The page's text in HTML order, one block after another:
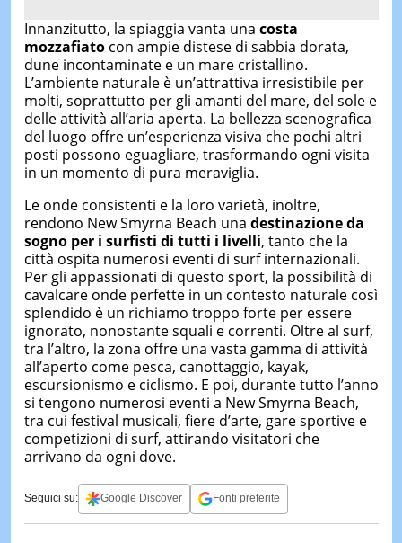
Innanzitutto, la spiaggia vanta una costa
mozzafiatocon ampie distese di sabbia dorata,
dune incontaminate e un mare cristallino.
L’ambiente naturale è un’attrattiva irresistibile per
molti, soprattutto per gli amanti del mare, del sole e
delle attività all’aria aperta. La bellezza scenografica
del luogo offre un’esperienza visiva che pochi altri
posti possono eguagliare, trasformando ogni visita
in un momento di pura meraviglia.
Le onde consistenti e la loro varietà, inoltre,
rendono New Smyrna Beach una destinazione da
sogno per i surfisti di tutti i livelli, tanto che la
città ospita numerosi eventi di surf internazionali.
Per gli appassionati di questo sport, la possibilità di
cavalcare onde perfette in un contesto naturale così
splendido è un richiamo troppo forte per essere
ignorato, nonostante squali e correnti. Oltre al surf,
tra l’altro, la zona offre una vasta gamma di attività
all’aperto come pesca, canottaggio, kayak,
escursionismo e ciclismo. E poi, durante tutto l’anno
si tengono numerosi eventi a New Smyrna Beach,
tra cui festival musicali, fiere d’arte, gare sportive e
competizioni di surf, attirando visitatori che
arrivano da ogni dove.
Seguici su: Google Discover Fonti preferite